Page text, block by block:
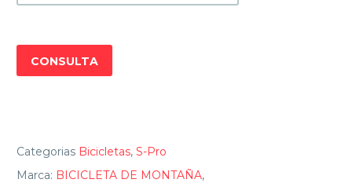
29
29
cantidad
CONSULTA
Categorias Bicicletas, S-Pro
Marca: BICICLETA DE MONTAÑA,